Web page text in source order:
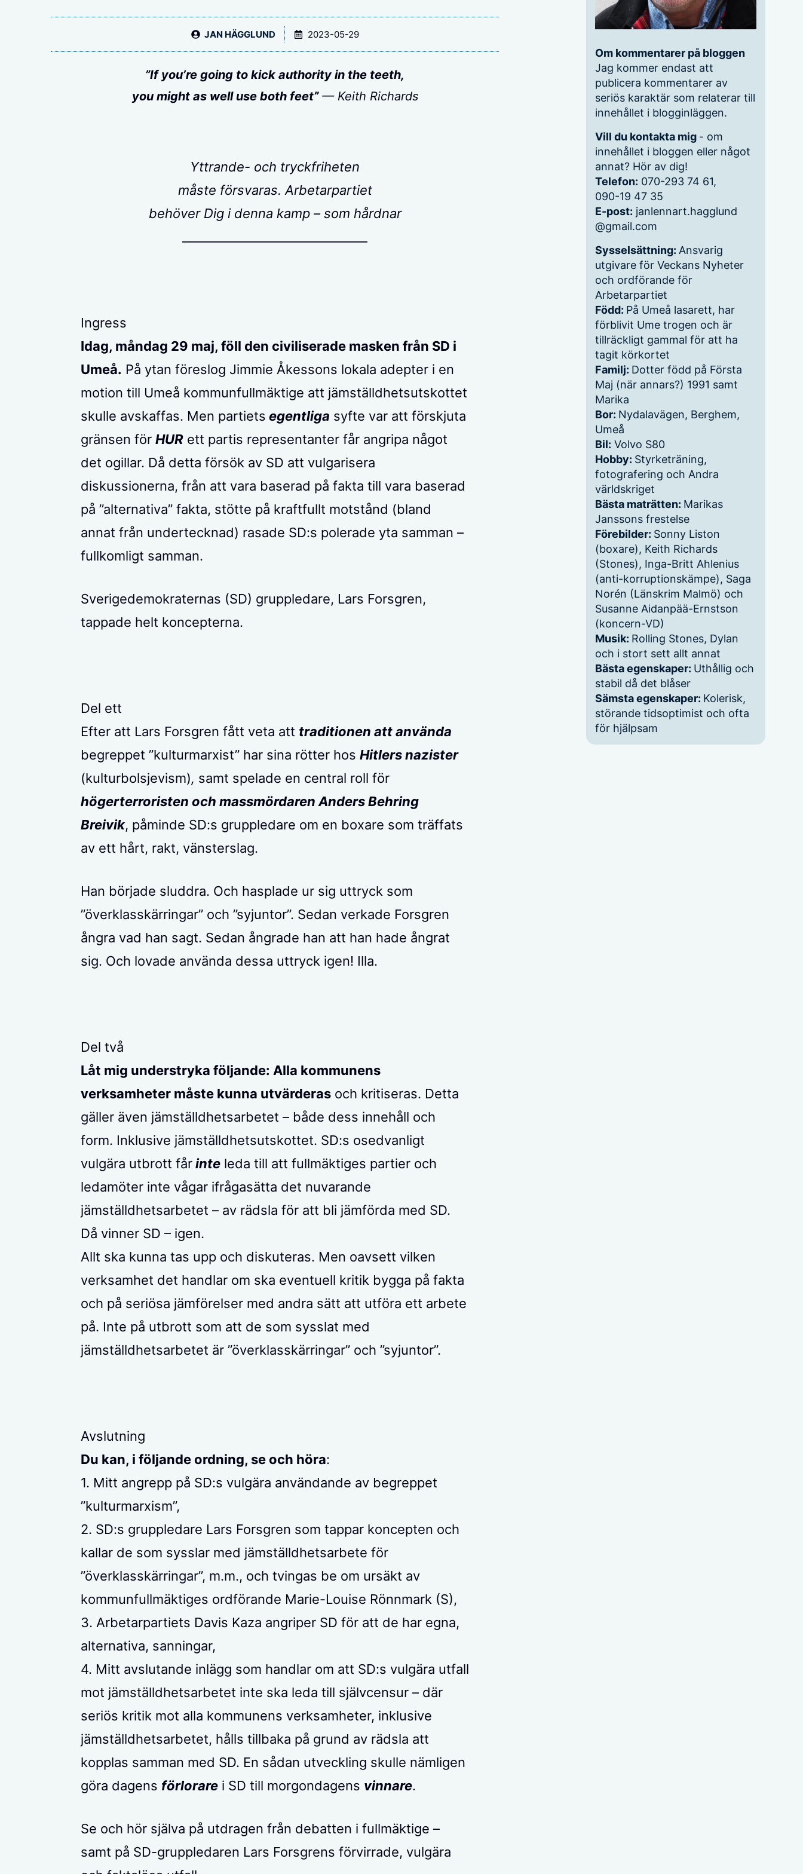
JAN HÄGGLUND 2023-05-29
”If you’re going to kick authority in the teeth,
you might as well use both feet”— Keith Richards
Yttrande- och tryckfriheten
måste försvaras. Arbetarpartiet
behöver Dig i denna kamp – som hårdnar
Ingress
Idag, måndag 29 maj, föll den civiliserade masken från SD i
Umeå. På ytan föreslog Jimmie Åkessons lokala adepter i en
motion till Umeå kommunfullmäktige att jämställdhetsutskottet
skulle avskaffas. Men partiets egentliga syfte var att förskjuta
gränsen förHUR ett partis representanter får angripa något
det ogillar. Då detta försök av SD att vulgarisera
diskussionerna, från att vara baserad på fakta till vara baserad
på ”alternativa” fakta, stötte på kraftfullt motstånd (bland
annat från undertecknad) rasade SD:s polerade yta samman –
fullkomligt samman.
Sverigedemokraternas (SD) gruppledare, Lars Forsgren,
tappade helt koncepterna.
Del ett
Efter att Lars Forsgren fått veta att traditionen att använda
begreppet ”kulturmarxist” har sina rötter hosHitlers nazister
(kulturbolsjevism), samt spelade en central roll för
högerterroristen och massmördaren Anders Behring
Breivik, påminde SD:s gruppledare om en boxare som träffats
av ett hårt, rakt, vänsterslag.
Han började sluddra. Och hasplade ur sig uttryck som
”överklasskärringar” och ”syjuntor”. Sedan verkade Forsgren
ångra vad han sagt. Sedan ångrade han att han hade ångrat
sig. Och lovade använda dessa uttryck igen! Illa.
Del två
Låt mig understryka följande: Alla kommunens
verksamheter måste kunna utvärderas och kritiseras. Detta
gäller även jämställdhetsarbetet – både dess innehåll och
form. Inklusive jämställdhetsutskottet. SD:s osedvanligt
vulgära utbrott fårinte leda till att fullmäktiges partier och
ledamöter inte vågar ifrågasätta det nuvarande
jämställdhetsarbetet – av rädsla för att bli jämförda med SD.
Då vinner SD – igen.
Allt ska kunna tas upp och diskuteras. Men oavsett vilken
verksamhet det handlar om ska eventuell kritik bygga på fakta
och på seriösa jämförelser med andra sätt att utföra ett arbete
på. Inte på utbrott som att de som sysslat med
jämställdhetsarbetet är ”överklasskärringar” och ”syjuntor”.
Avslutning
Du kan, i följande ordning, se och höra:
1. Mitt angrepp på SD:s vulgära användande av begreppet
”kulturmarxism”,
2. SD:s gruppledare Lars Forsgren som tappar koncepten och
kallar de som sysslar med jämställdhetsarbete för
”överklasskärringar”, m.m., och tvingas be om ursäkt av
kommunfullmäktiges ordförande Marie-Louise Rönnmark (S),
3. Arbetarpartiets Davis Kaza angriper SD för att de har egna,
alternativa, sanningar,
4. Mitt avslutande inlägg som handlar om att SD:s vulgära utfall
mot jämställdhetsarbetet inte ska leda till självcensur – där
seriös kritik mot alla kommunens verksamheter, inklusive
jämställdhetsarbetet, hålls tillbaka på grund av rädsla att
kopplas samman med SD. En sådan utveckling skulle nämligen
göra dagens förlorare i SD till morgondagens vinnare.
Se och hör själva på utdragen från debatten i fullmäktige –
samt på SD-gruppledaren Lars Forsgrens förvirrade, vulgära
Om kommentarer på bloggen
Jag kommer endast att
publicera kommentarer av
seriös karaktär som relaterar till
innehållet i blogginläggen.
Vill du kontakta mig - om
innehållet i bloggen eller något
annat? Hör av dig!
Telefon: 070-293 74 61,
090-19 47 35
E-post: janlennart.hagglund
@gmail.com
Sysselsättning: Ansvarig
utgivare för Veckans Nyheter
och ordförande för
Arbetarpartiet
Född: På Umeå lasarett, har
förblivit Ume trogen och är
tillräckligt gammal för att ha
tagit körkortet
Familj: Dotter född på Första
Maj (när annars?) 1991 samt
Marika
Bor: Nydalavägen, Berghem,
Umeå
Bil: Volvo S80
Hobby: Styrketräning,
fotografering och Andra
världskriget
Bästa maträtten: Marikas
Janssons frestelse
Förebilder: Sonny Liston
(boxare), Keith Richards
(Stones), Inga-Britt Ahlenius
(anti-korruptionskämpe), Saga
Norén (Länskrim Malmö) och
Susanne Aidanpää-Ernstson
(koncern-VD)
Musik: Rolling Stones, Dylan
och i stort sett allt annat
Bästa egenskaper: Uthållig och
stabil då det blåser
Sämsta egenskaper: Kolerisk,
störande tidsoptimist och ofta
för hjälpsam